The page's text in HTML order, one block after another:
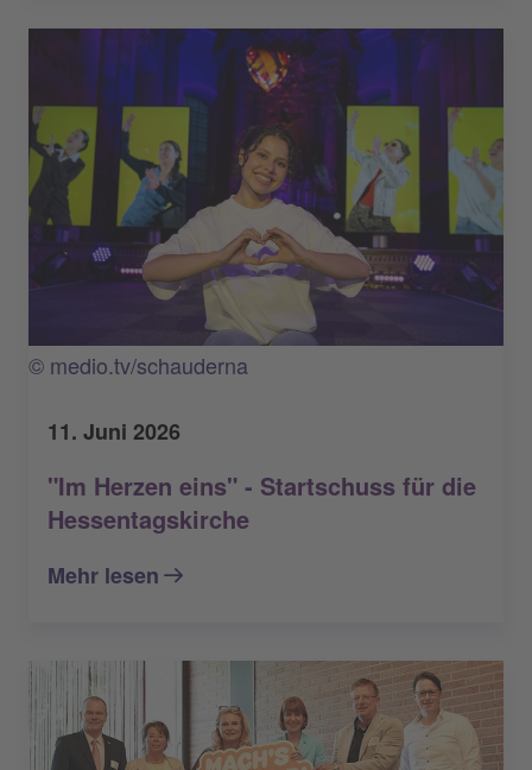
© medio.tv/schauderna
11. Juni 2026
"Im Herzen eins" - Startschuss für die
Hessentagskirche
Mehr lesen